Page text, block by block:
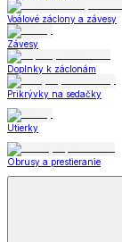
Voálové záclony a závesy
Závesy
Doplnky k záclonám
Prikrývky na sedačky
Utierky
Obrusy a prestieranie